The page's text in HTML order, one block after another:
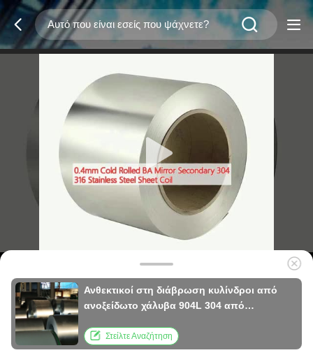
Ανθεκτικοί στη διάβρωση κυλίνδροι από
ανοξείδωτο χάλυβα 904L 304 από
Στείλτε Αναζήτηση